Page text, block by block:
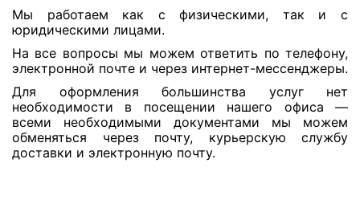
Мы работаем как с физическими, так и с
юридическими лицами.
На все вопросы мы можем ответить по телефону,
электронной почте и через интернет-мессенджеры.
Для оформления большинства услуг нет
необходимости в посещении нашего офиса —
всеми необходимыми документами мы можем
обменяться через почту, курьерскую службу
доставки и электронную почту.